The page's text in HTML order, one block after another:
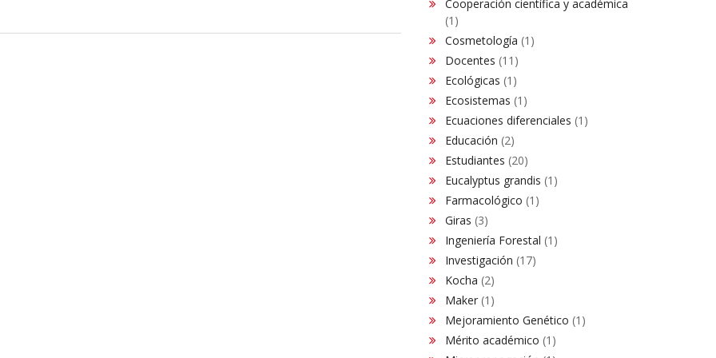
Cooperación científica y académica
(1)
Cosmetología (1)
Docentes (11)
Ecológicas (1)
Ecosistemas (1)
Ecuaciones diferenciales (1)
Educación (2)
Estudiantes (20)
Eucalyptus grandis (1)
Farmacológico (1)
Giras (3)
Ingeniería Forestal (1)
Investigación (17)
Kocha (2)
Maker(1)
Mejoramiento Genético (1)
Mérito académico (1)